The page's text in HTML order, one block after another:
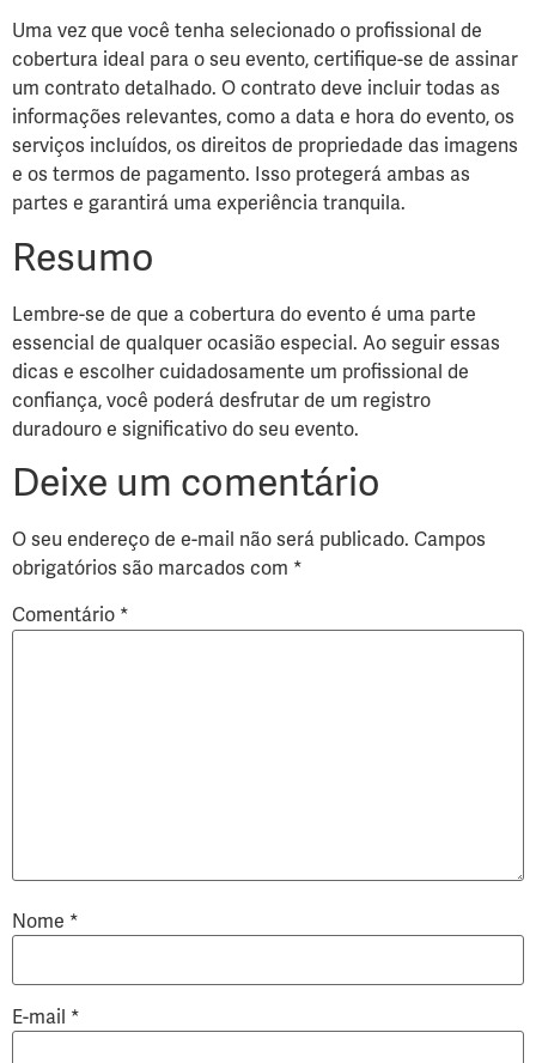
Uma vez que você tenha selecionado o profissional de
cobertura ideal para o seu evento, certifique-se de assinar
um contrato detalhado. O contrato deve incluir todas as
informações relevantes, como a data e hora do evento, os
serviços incluídos, os direitos de propriedade das imagens
e os termos de pagamento. Isso protegerá ambas as
partes e garantirá uma experiência tranquila.
Resumo
Lembre-se de que a cobertura do evento é uma parte
essencial de qualquer ocasião especial. Ao seguir essas
dicas e escolher cuidadosamente um profissional de
confiança, você poderá desfrutar de um registro
duradouro e significativo do seu evento.
Deixe um comentário
O seu endereço de e-mail não será publicado. Campos
obrigatórios são marcados com *
Comentário *
Nome *
E-mail *